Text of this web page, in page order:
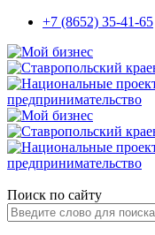
+7 (8652) 35-41-65
Поиск по сайту